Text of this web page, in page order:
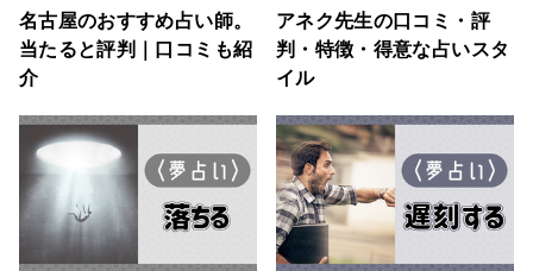
名古屋のおすすめ占い師。
当たると評判｜口コミも紹
介
アネク先生の口コミ・評
判・特徴・得意な占いスタ
イル